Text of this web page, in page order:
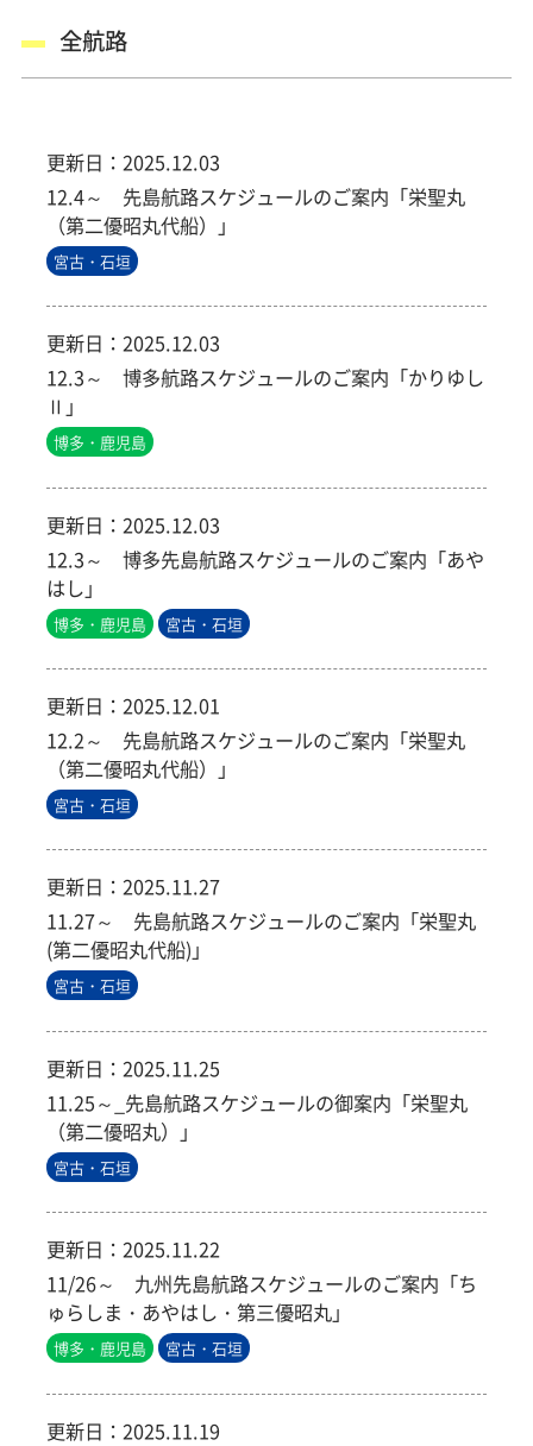
全航路
更新日： 2025.12.03
12.4～ 先島航路スケジュールのご案内「栄聖丸
（第二優昭丸代船）」
宮古・石垣
更新日： 2025.12.03
12.3～ 博多航路スケジュールのご案内「かりゆし
Ⅱ」
博多・鹿児島
更新日： 2025.12.03
12.3～ 博多先島航路スケジュールのご案内「あや
はし」
博多・鹿児島 宮古・石垣
更新日： 2025.12.01
12.2～ 先島航路スケジュールのご案内「栄聖丸
（第二優昭丸代船）」
宮古・石垣
更新日： 2025.11.27
11.27～ 先島航路スケジュールのご案内「栄聖丸
(第二優昭丸代船)」
宮古・石垣
更新日： 2025.11.25
11.25～_先島航路スケジュールの御案内「栄聖丸
（第二優昭丸）」
宮古・石垣
更新日： 2025.11.22
11/26～ 九州先島航路スケジュールのご案内「ち
ゅらしま・あやはし・第三優昭丸」
博多・鹿児島 宮古・石垣
更新日： 2025.11.19